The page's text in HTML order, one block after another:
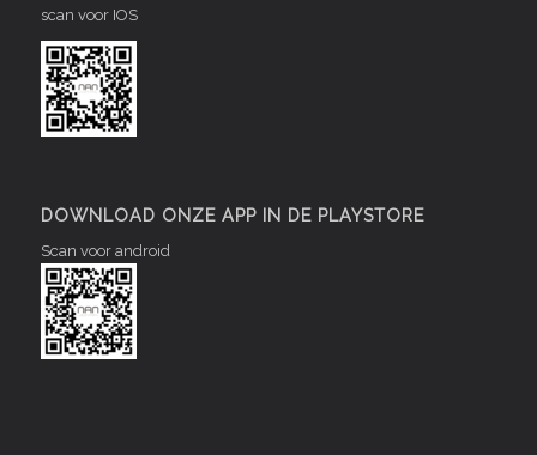
scan voor IOS
DOWNLOAD ONZE APP IN DE PLAYSTORE
Scan voor android